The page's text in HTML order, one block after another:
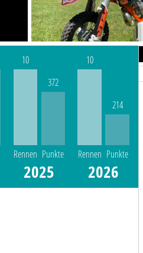
10
Rennen
372
Punkte
2025
10
Rennen
214
Punkte
2026